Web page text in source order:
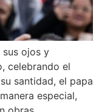
sus ojos y
celebrando el
santidad, el papa
especial,